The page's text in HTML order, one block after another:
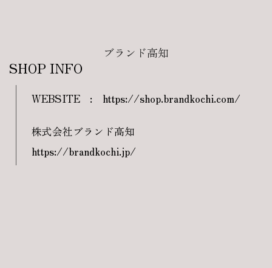
ブランド高知
SHOP INFO
WEBSITE : https://shop.brandkochi.com/
株式会社ブランド高知
https://brandkochi.jp/